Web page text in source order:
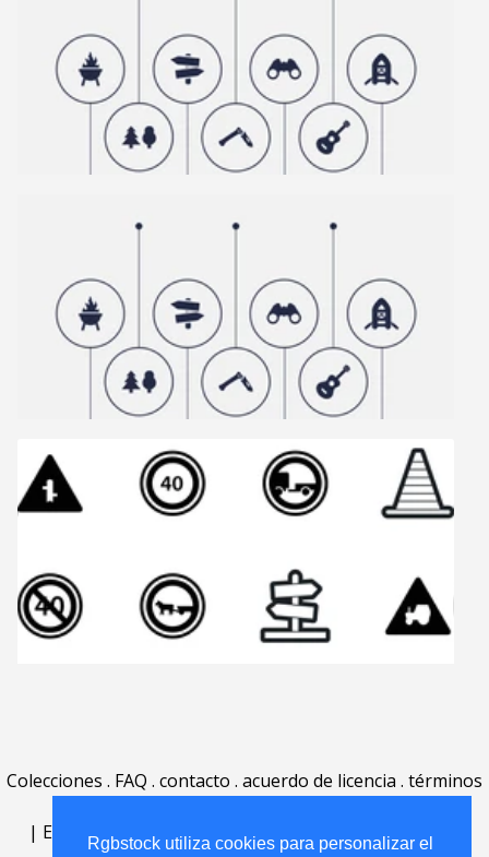
Rgbstock utiliza cookies para personalizar el
Colecciones . FAQ . contacto . acuerdo de licencia . términos
| English | Deutsch| Español Português